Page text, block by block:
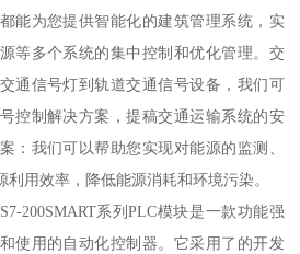
能为您提供智能化的建筑管理系统，实
等多个系统的集中控制和优化管理。交
通信号灯到轨道交通信号设备，我们可
控制解决方案，提稿交通运输系统的安
：我们可以帮助您实现对能源的监测、
利用效率，降低能源消耗和环境污染。
系列PLC模块是一款功能强
使用的自动化控制器。它采用了的开发